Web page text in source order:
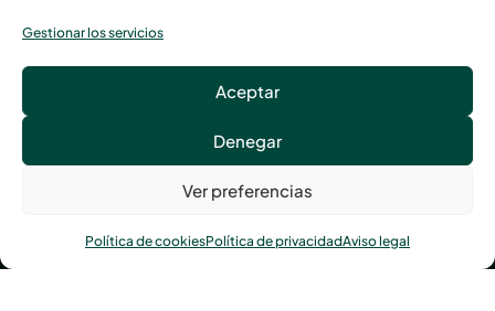
Gestionar los servicios
Aceptar
Denegar
Ver preferencias
Política de cookiesPolítica de privacidadAviso legal
Llámanos al